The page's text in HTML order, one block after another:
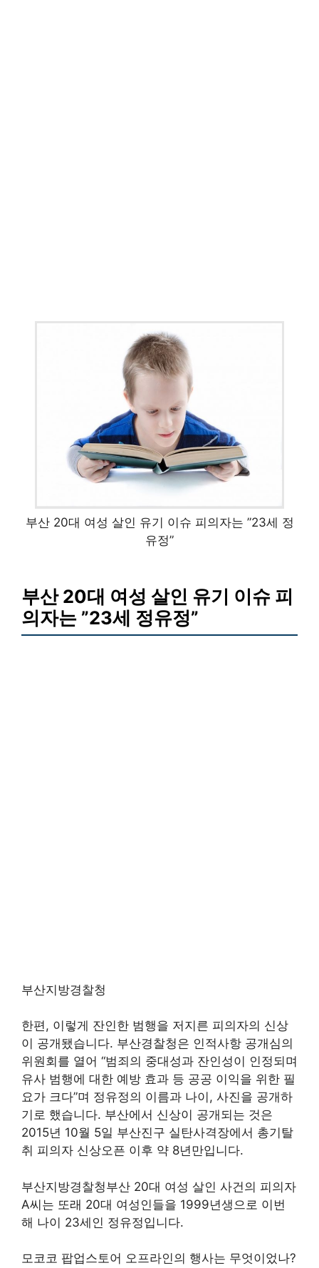
부산 20대 여성 살인 유기 이슈 피의자는 ”23세 정
유정”
부산 20대 여성 살인 유기 이슈 피
의자는 ”23세 정유정”
부산지방경찰청
한편, 이렇게 잔인한 범행을 저지른 피의자의 신상
이 공개됐습니다. 부산경찰청은 인적사항 공개심의
위원회를 열어 “범죄의 중대성과 잔인성이 인정되며
유사 범행에 대한 예방 효과 등 공공 이익을 위한 필
요가 크다”며 정유정의 이름과 나이, 사진을 공개하
기로 했습니다. 부산에서 신상이 공개되는 것은
2015년 10월 5일 부산진구 실탄사격장에서 총기탈
취 피의자 신상오픈 이후 약 8년만입니다.
부산지방경찰청부산 20대 여성 살인 사건의 피의자
A씨는 또래 20대 여성인들을 1999년생으로 이번
해 나이 23세인 정유정입니다.
모코코 팝업스토어 오프라인의 행사는 무엇이었나?